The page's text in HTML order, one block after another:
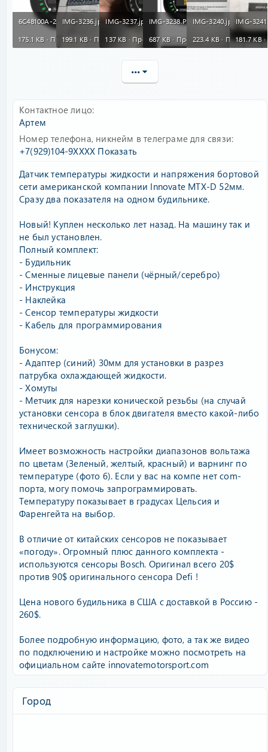
6C48100A-2967-45E0-B47D-A9B43A11B144-3090-00000189F9A02E39.PNG
175.1 KB · Просмотры: 290
IMG-3236.jpg
199.1 KB · Просмотры: 85
IMG-3237.jpg
137 KB · Просмотры: 91
IMG-3238.PNG
687 KB · Просмотры: 94
IMG-3240.jpg
223.4 KB ·
IMG-
181.7 KB
•••
Контактное лицо
Артем
Номер телефона, никнейм в телеграме для связи
+7(929)104-9XXXX Показать
Датчик температуры жидкости и напряжения бортовой
сети американской компании Innovate MTX-D 52мм.
Сразу два показателя на одном будильнике.
Новый! Куплен несколько лет назад. На машину так и
не был установлен.
Полный комплект:
- Будильник
- Сменные лицевые панели (чёрный/серебро)
- Инструкция
- Наклейка
- Сенсор температуры жидкости
- Кабель для программирования
Бонусом:
- Адаптер (синий) 30мм для установки в разрез
патрубка охлаждающей жидкости.
- Хомуты
- Метчик для нарезки конической резьбы (на случай
установки сенсора в блок двигателя вместо какой-либо
технической заглушки).
Имеет возможность настройки диапазонов вольтажа
по цветам (Зеленый, желтый, красный) и варнинг по
температуре (фото 6). Если у вас на компе нет com-
порта, могу помочь запрограммировать.
Температуру показывает в градусах Цельсия и
Фаренгейта на выбор.
В отличие от китайских сенсоров не показывает
«погоду». Огромный плюс данного комплекта -
используются сенсоры Bosch. Оригинал всего 20$
против 90$ оригинального сенсора Defi !
Цена нового будильника в США c доставкой в Россию -
260$.
Более подробную информацию, фото, а так же видео
по подключению и настройке можно посмотреть на
официальном сайте innovatemotorsport.com
Город